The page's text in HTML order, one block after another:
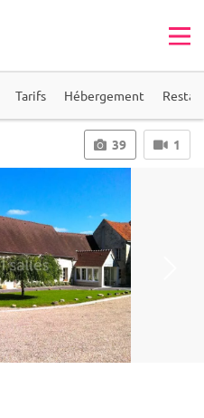
Tarifs Hébergement
39 1